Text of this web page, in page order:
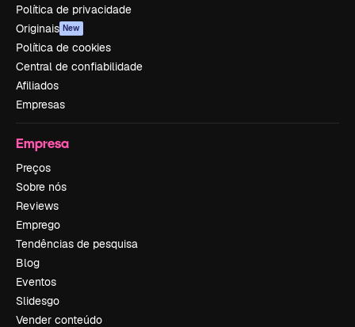
Política de privacidade
Originais New
Política de cookies
Central de confiabilidade
Afiliados
Empresas
Empresa
Preços
Sobre nós
Reviews
Emprego
Tendências de pesquisa
Blog
Eventos
Slidesgo
Vender conteúdo